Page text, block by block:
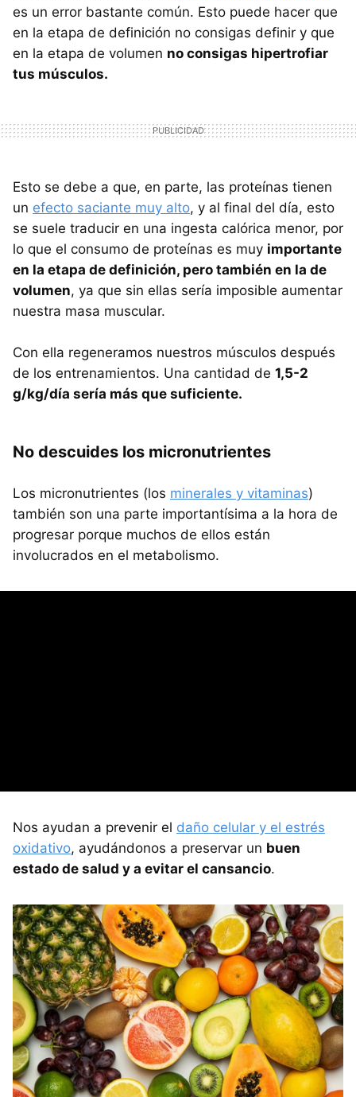
es un error bastante común. Esto puede hacer que
en la etapa de definición no consigas definir y que
en la etapa de volumen no consigas hipertrofiar
tus músculos.
Esto se debe a que, en parte, las proteínas tienen
un efecto saciante muy alto, y al final del día, esto
se suele traducir en una ingesta calórica menor, por
lo que el consumo de proteínas es muy importante
en la etapa de definición, pero también en la de
volumen, ya que sin ellas sería imposible aumentar
nuestra masa muscular.
Con ella regeneramos nuestros músculos después
de los entrenamientos. Una cantidad de 1,5-2
g/kg/día sería más que suficiente.
No descuides los micronutrientes
Los micronutrientes (los minerales y vitaminas)
también son una parte importantísima a la hora de
progresar porque muchos de ellos están
involucrados en el metabolismo.
Nos ayudan a prevenir el daño celular y el estrés
oxidativo, ayudándonos a preservar un buen
estado de salud y a evitar el cansancio.